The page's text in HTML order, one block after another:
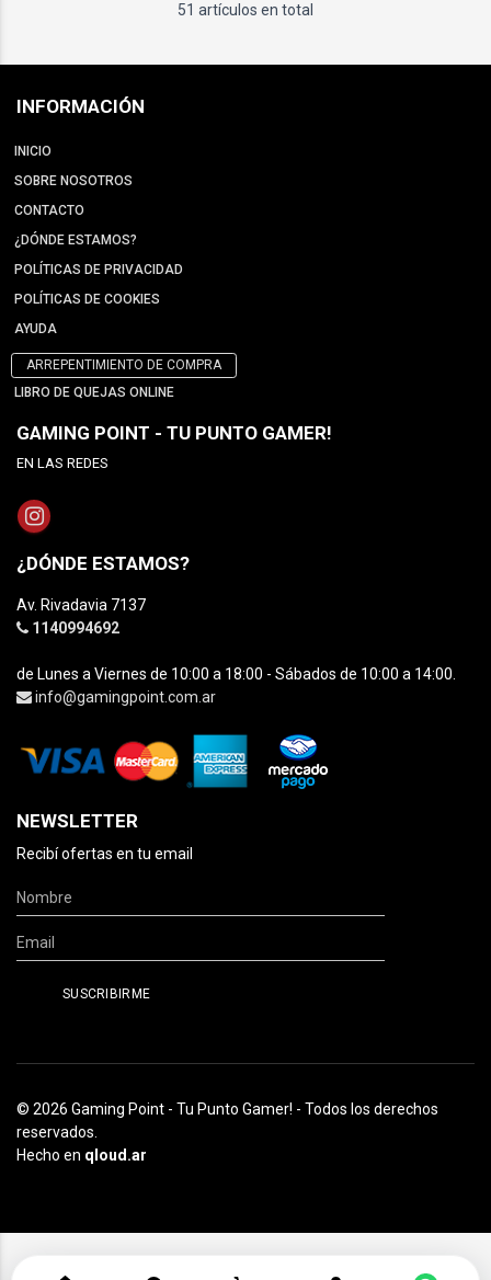
51 artículos en total
INFORMACIÓN
INICIO
SOBRE NOSOTROS
CONTACTO
¿DÓNDE ESTAMOS?
POLÍTICAS DE PRIVACIDAD
POLÍTICAS DE COOKIES
AYUDA
ARREPENTIMIENTO DE COMPRA
LIBRO DE QUEJAS ONLINE
GAMING POINT - TU PUNTO GAMER!
EN LAS REDES
¿DÓNDE ESTAMOS?
Av. Rivadavia 7137
1140994692
de Lunes a Viernes de 10:00 a 18:00 - Sábados de 10:00 a 14:00.
info@gamingpoint.com.ar
NEWSLETTER
Recibí ofertas en tu email
© 2026 Gaming Point - Tu Punto Gamer! - Todos los derechos
reservados.
Hecho en qloud.ar